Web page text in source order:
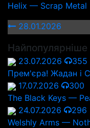
Helix — Scrap Metal
28.01.2026
Найпопулярніше
23.07.2026
355
Прем'єра! Жадан і
17.07.2026
300
The Black Keys —
24.07.2026
296
Welshly Arms —